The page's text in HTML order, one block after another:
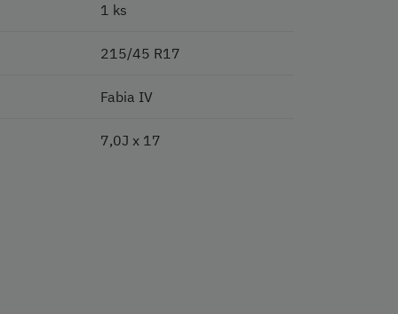
1 ks
215/45 R17
Fabia IV
7,0J x 17